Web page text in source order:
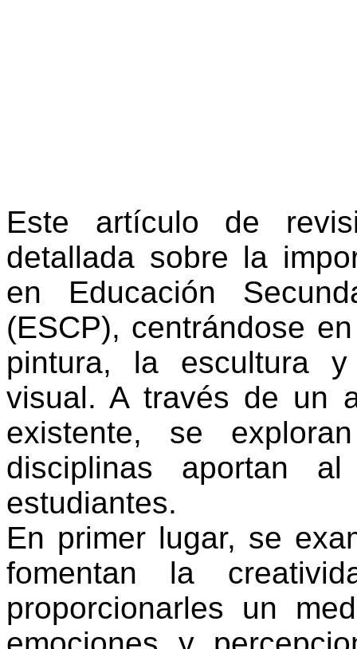
Este artículo de
detallada sobre la
en Educación
(ESCP), centrándose
pintura, la escultura
visual. A través de un
existente, se
disciplinas aportan
estudiantes.
En primer lugar, se
fomentan la
proporcionarles un